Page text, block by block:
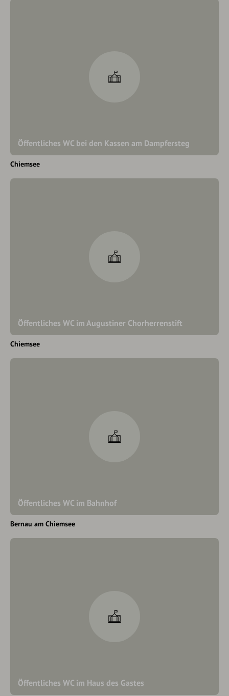
Öffentliches WC bei den Kassen am Dampfersteg
Chiemsee
Öffentliches WC im Augustiner Chorherrenstift
Chiemsee
Öffentliches WC im Bahnhof
Bernau am Chiemsee
Öffentliches WC im Haus des Gastes